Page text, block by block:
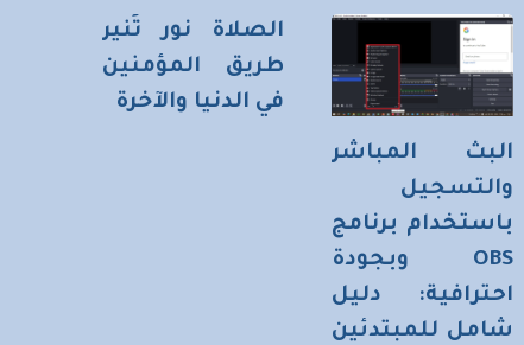
البث المباشر
والتسجيل
باستخدام برنامج
OBS وبجودة
احترافية: دليل
شامل للمبتدئين
الصلاة نور تُنير
طريق المؤمنين
في الدنيا والآخرة